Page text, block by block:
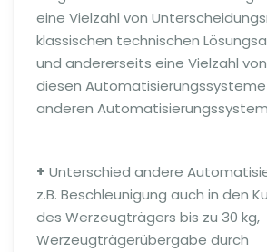
eine Vielzahl von
klassischen technischen
und andererseits eine Vielzahl
diesen
anderen
+ Unterschied andere
z.B. Beschleunigung auch in den
des Werzeugträgers bis zu 30 kg,
Werzeugträgerübergabe durch